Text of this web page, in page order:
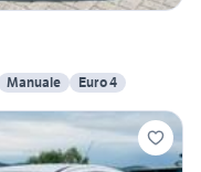
Manuale Euro 4